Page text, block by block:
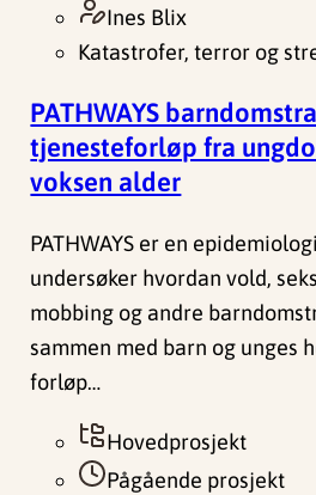
Ines Blix
Katastrofer, terror og
PATHWAYS
tjenesteforløp fra
voksen alder
PATHWAYS er en
undersøker hvordan vold,
mobbing og andre
sammen med barn og unges
forløp…
Hovedprosjekt
Pågående prosjekt